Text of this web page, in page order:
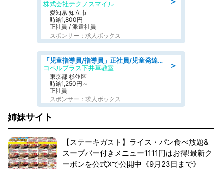
株式会社テクノスマイル
愛知県 知立市
時給1,800円
正社員 / 派遣社員
スポンサー：求人ボックス
＞
「児童指導員/指導員」正社員/児童発達支援
コペルプラス下井草教室
東京都 杉並区
時給1,250円～
正社員
スポンサー：求人ボックス
姉妹サイト
【ステーキガスト】ライス・パン食べ放題&
スープバー付きメニュー1111円はお得!最新ク
ーポンを公式Xで公開中《9月23日まで》